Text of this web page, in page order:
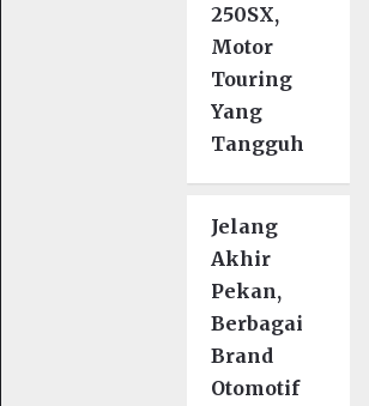
250SX,
Motor
Touring
Yang
Tangguh
Jelang
Akhir
Pekan,
Berbagai
Brand
Otomotif